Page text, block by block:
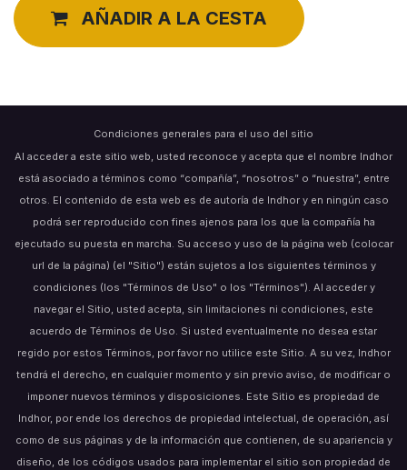
AÑADIR A LA CESTA
Condiciones generales para el uso del sitio
Al acceder a este sitio web, usted reconoce y acepta que el nombre Indhor
está asociado a términos como “compañía”, “nosotros” o “nuestra”, entre
otros. El contenido de esta web es de autoría de Indhor y en ningún caso
podrá ser reproducido con fines ajenos para los que la compañía ha
ejecutado su puesta en marcha. Su acceso y uso de la página web (colocar
url de la página) (el "Sitio") están sujetos a los siguientes términos y
condiciones (los "Términos de Uso" o los "Términos"). Al acceder y
navegar el Sitio, usted acepta, sin limitaciones ni condiciones, este
acuerdo de Términos de Uso. Si usted eventualmente no desea estar
regido por estos Términos, por favor no utilice este Sitio. A su vez, Indhor
tendrá el derecho, en cualquier momento y sin previo aviso, de modificar o
imponer nuevos términos y disposiciones. Este Sitio es propiedad de
Indhor, por ende los derechos de propiedad intelectual, de operación, así
como de sus páginas y de la información que contienen, de su apariencia y
diseño, de los códigos usados para implementar el sitio son propiedad de